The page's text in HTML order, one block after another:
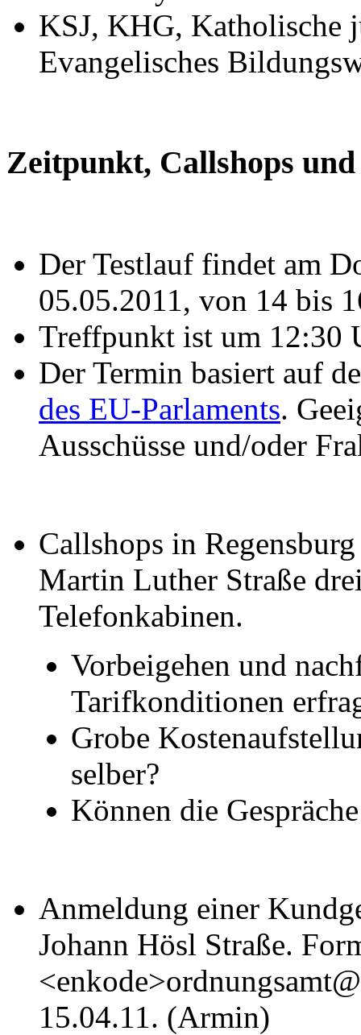
KSJ, KHG, Katholische
Evangelisches
Zeitpunkt, Callshops
Der Testlauf findet am
05.05.2011, von 14 bis
Treffpunkt ist um 12:30
Der Termin basiert auf
des EU-Parlaments.
Ausschüsse und/oder
Callshops in
Martin Luther Straße
Telefonkabinen.
Vorbeigehen und
Tarifkonditionen
Grobe
selber?
Können die
Anmeldung einer
Johann Hösl Straße.
15.04.11. (Armin)